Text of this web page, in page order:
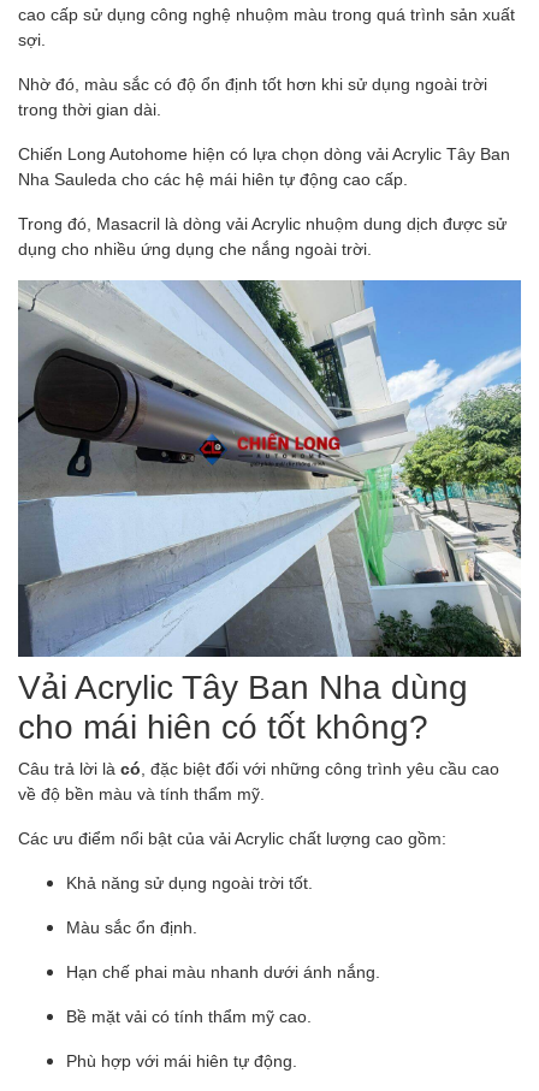
cao cấp sử dụng công nghệ nhuộm màu trong quá trình sản xuất
sợi.
Nhờ đó, màu sắc có độ ổn định tốt hơn khi sử dụng ngoài trời
trong thời gian dài.
Chiến Long Autohome hiện có lựa chọn dòng vải Acrylic Tây Ban
Nha Sauleda cho các hệ mái hiên tự động cao cấp.
Trong đó, Masacril là dòng vải Acrylic nhuộm dung dịch được sử
dụng cho nhiều ứng dụng che nắng ngoài trời.
Vải Acrylic Tây Ban Nha dùng
cho mái hiên có tốt không?
Câu trả lời là có , đặc biệt đối với những công trình yêu cầu cao
về độ bền màu và tính thẩm mỹ.
Các ưu điểm nổi bật của vải Acrylic chất lượng cao gồm:
Khả năng sử dụng ngoài trời tốt.
Màu sắc ổn định.
Hạn chế phai màu nhanh dưới ánh nắng.
Bề mặt vải có tính thẩm mỹ cao.
Phù hợp với mái hiên tự động.